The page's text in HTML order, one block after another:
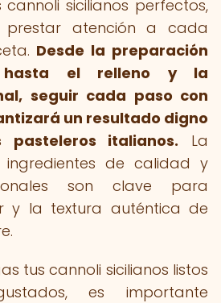
sicilianos perfectos,
prestar atención a cada
Desde la preparación
el relleno y la
seguir cada paso con
un resultado digno
italianos. La
ingredientes de calidad y
son clave para
y la textura auténtica de
tus cannoli sicilianos listos
es importante